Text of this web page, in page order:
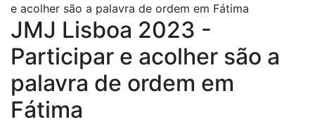
e acolher são a palavra de ordem em Fátima
JMJ Lisboa 2023 -
Participar e acolher são a
palavra de ordem em
Fátima